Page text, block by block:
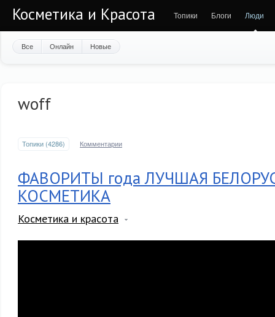
Косметика и Красота Топики Блоги Люди
Все Онлайн Новые
woff
Топики (4286) Комментарии
ФАВОРИТЫ года ЛУЧШАЯ
КОСМЕТИКА
Косметика и красота